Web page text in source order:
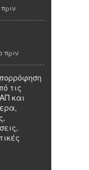
πριν
τις
και